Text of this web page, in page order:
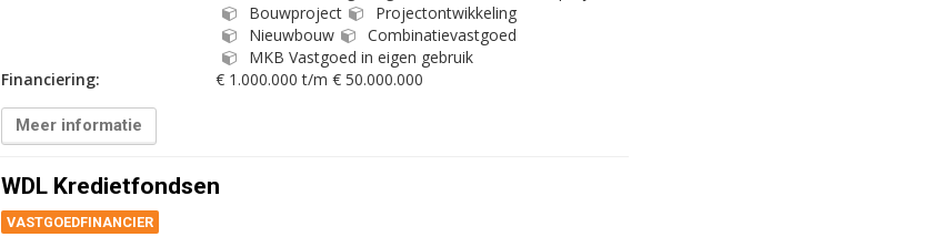
Bouwproject
Projectontwikkeling
Nieuwbouw
Combinatievastgoed
MKB Vastgoed in eigen gebruik
Financiering:
€ 1.000.000 t/m € 50.000.000
Meer informatie
WDL Kredietfondsen
VASTGOEDFINANCIER